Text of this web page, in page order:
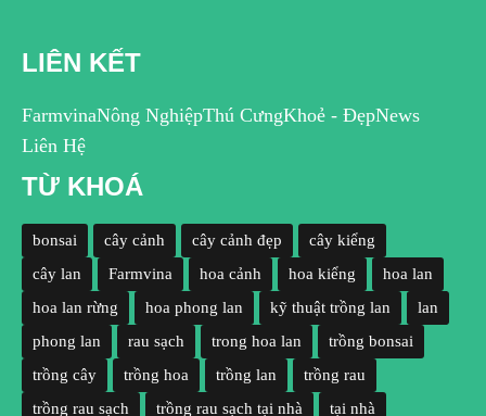
LIÊN KẾT
FarmvinaNông NghiệpThú CưngKhoẻ - ĐẹpNews
Liên Hệ
TỪ KHOÁ
bonsai cây cảnh cây cảnh đẹp
cây kiểng
cây lan
Farmvina hoa cảnh hoa kiểng
hoa lan
hoa lan rừng
hoa phong lan kỹ thuật trồng lan
lan
phong lan
rau sạch trong hoa lan
trồng bonsai
trồng cây
trồng hoa trồng lan
trồng rau
trồng rau sạch
trồng rau sạch tại nhà tại nhà